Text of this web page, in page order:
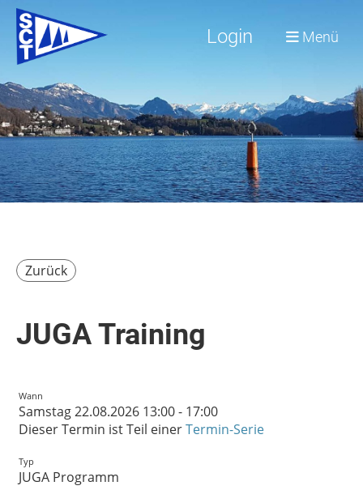
Login Menü
Zurück
JUGA Training
Wann
Samstag 22.08.2026 13:00 - 17:00
Dieser Termin ist Teil einerTermin-Serie
Typ
JUGA Programm